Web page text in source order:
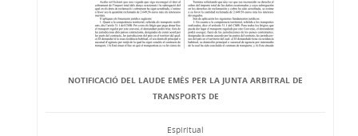
NOTIFICACIÓ DEL LAUDE EMÈS PER LA JUNTA ARBITRAL DE
TRANSPORTS DE
Espiritual